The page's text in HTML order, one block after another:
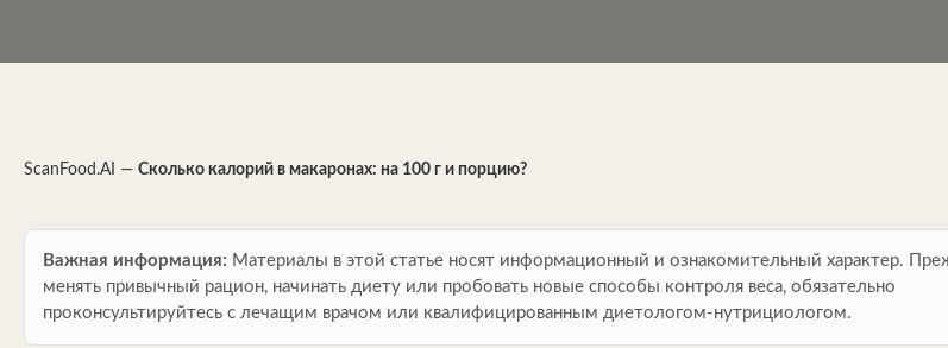
ScanFood.AI — Сколько калорий в макаронах: на 100 г и порцию?
Важная информация: Материалы в этой статье носят информационный и ознакомительный характер.
менять привычный рацион, начинать диету или пробовать новые способы контроля веса, обязательно
проконсультируйтесь с лечащим врачом или квалифицированным диетологом-нутрициологом.